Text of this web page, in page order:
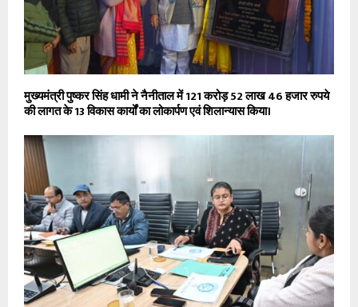
मुख्यमंत्री पुष्कर सिंह धामी ने नैनीताल में 121 करोड़ 52 लाख 46 हजार रुपये
की लागत के 13 विकास कार्यों का लोकार्पण एवं शिलान्यास किया।